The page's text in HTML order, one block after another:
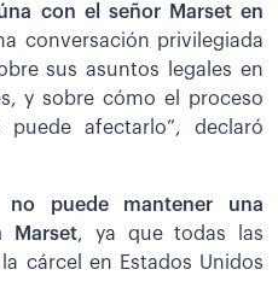
con el señor Marset en
conversación privilegiada
sus asuntos legales en
y sobre cómo el proceso
afectarlo”, declaró
no puede mantener una
Marset, ya que todas las
cárcel en Estados Unidos